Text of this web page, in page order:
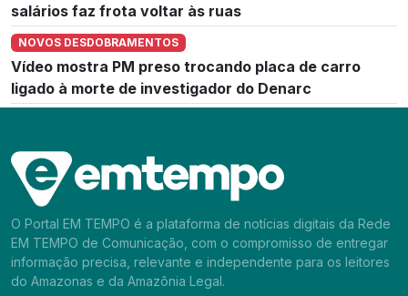
salários faz frota voltar às ruas
NOVOS DESDOBRAMENTOS
Vídeo mostra PM preso trocando placa de carro
ligado à morte de investigador do Denarc
O Portal EM TEMPO é a plataforma de notícias digitais da Rede
EM TEMPO de Comunicação, com o compromisso de entregar
informação precisa, relevante e independente para os leitores
do Amazonas e da Amazônia Legal.